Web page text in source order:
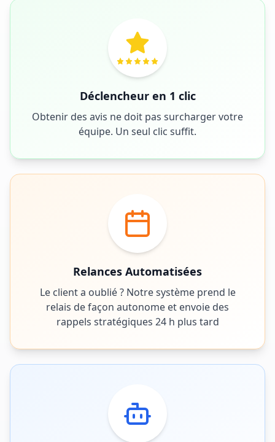
Déclencheur en 1 clic
Obtenir des avis ne doit pas surcharger votre
équipe. Un seul clic suffit.
Relances Automatisées
Le client a oublié ? Notre système prend le
relais de façon autonome et envoie des
rappels stratégiques 24 h plus tard